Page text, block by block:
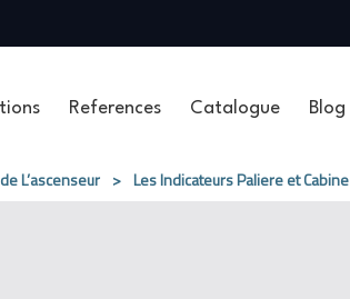
References Catalogue Blog
L’ascenseur > Les Indicateurs Paliere et Cabine